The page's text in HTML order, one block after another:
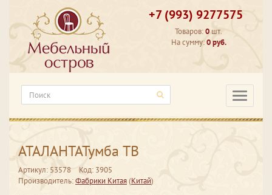
+7 (993) 9277575
Товаров:0 шт.
На сумму:0 руб.
АТАЛАНТАТумба ТВ
Артикул: 53578
Код: 3905
Производитель:Фабрики Китая(Китай)